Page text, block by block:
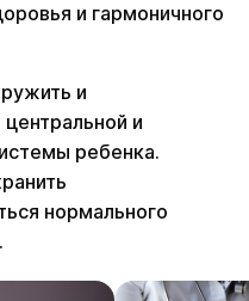
и гармоничного
и
и
ребенка.
нормального